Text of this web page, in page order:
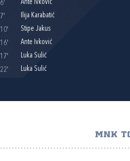
6'
Ante Ivković
7'
Ilija Karabatić
10'
Stipe Jakus
16'
Ante Ivković
17'
Luka Sulić
22'
Luka Sulić
MNK